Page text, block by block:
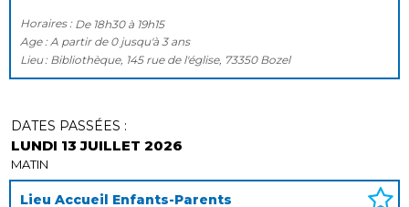
Horaires : De 18h30 à 19h15
Age : A partir de 0 jusqu'à 3 ans
Lieu Bibliothèque, 145 rue de l'église, 73350 Bozel
Lieu Accueil Enfants-Parents
DATES PASSÉES :
LUNDI 13 JUILLET 2026
MATIN